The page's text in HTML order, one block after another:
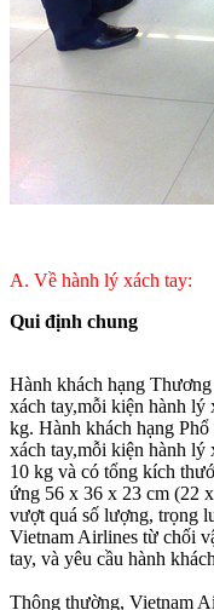
A. Về hành lý xách tay:
Qui định chung
Hành khách hạng
xách tay,mỗi kiện hành
kg. Hành khách hạng
xách tay,mỗi kiện hành lý
10 kg và có tổng kích
ứng 56 x 36 x 23 cm (22
vượt quá số lượng, trọng
Vietnam Airlines từ chối
tay, và yêu cầu hành
Thông thường, Vietnam